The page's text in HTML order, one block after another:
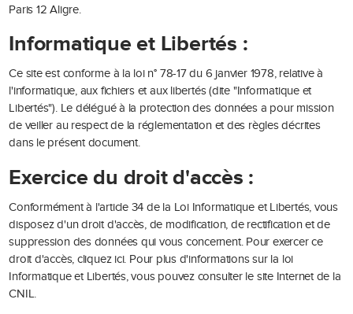
Paris 12 Aligre.
Informatique et Libertés :
Ce site est conforme à la loi n° 78-17 du 6 janvier 1978, relative à
l'informatique, aux fichiers et aux libertés (dite "Informatique et
Libertés"). Le délégué à la protection des données a pour mission
de veiller au respect de la réglementation et des règles décrites
dans le présent document.
Exercice du droit d'accès :
Conformément à l'article 34 de la Loi Informatique et Libertés, vous
disposez d'un droit d'accès, de modification, de rectification et de
suppression des données qui vous concernent. Pour exercer ce
droit d'accès, cliquez ici. Pour plus d'informations sur la loi
Informatique et Libertés, vous pouvez consulter le site Internet de la
CNIL.